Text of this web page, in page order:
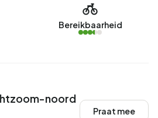
Bereikbaarheid
noord
Praat mee